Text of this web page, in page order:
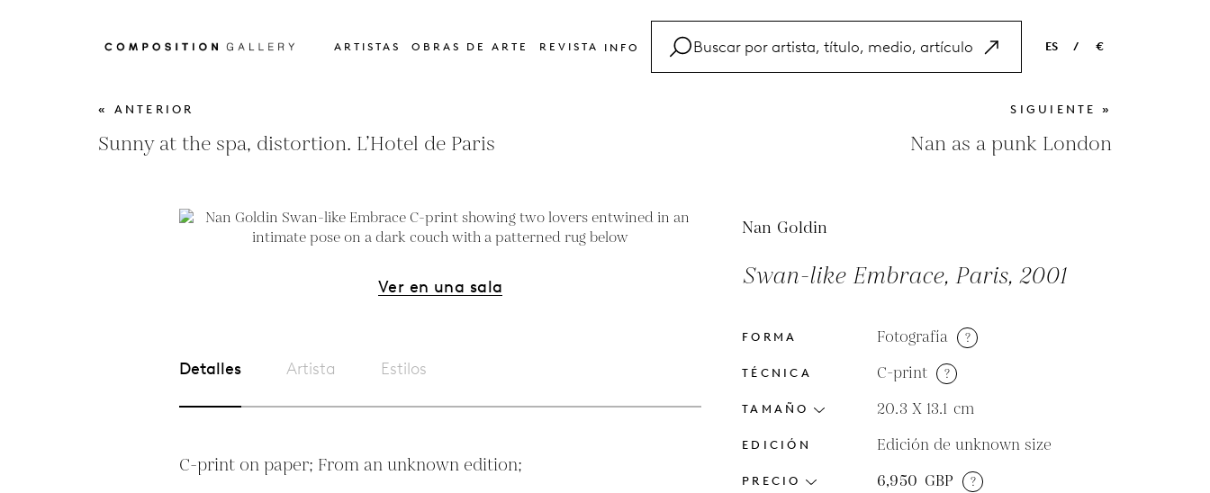
ARTISTAS OBRAS DE ARTE REVISTA INFO ES
NL
ES
/ €
EUR
GBP
« ANTERIOR
Sunny at the spa, distortion. L’Hotel de Paris
SIGUIENTE »
Nan as a punk London
Ver en una sala
Detalles Artista Estilos
C-print on paper; From an unknown edition;
Nan Goldin
Swan-like Embrace, Paris, 2001
FORMA Fotografía ?
TÉCNICA C-print ?
TAMAÑO 20.3 X 13.1 cm
EDICIÓN Edición de unknown size
PRECIO 6,950 GBP ?